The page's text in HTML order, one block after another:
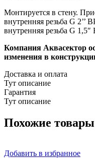
Монтируется в стену.
внутренняя резьба G 2’’
внутренняя резьба G 1,5″
Компания Аквасектор
изменения в
Доставка и оплата
Тут описание
Гарантия
Тут описание
Похожие товары
Добавить в избранное